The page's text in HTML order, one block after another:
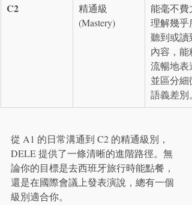
C2
精通級
(Mastery)
能毫不費
理解幾乎
聽到或讀
內容，能
流暢地表
並區分細
語義差別。
從 A1 的日常溝通到 C2 的精通級別，
DELE 提供了一條清晰的進階路徑。無
論你的目標是去西班牙旅行時能點餐，
還是在國際會議上發表演說，總有一個
級別適合你。